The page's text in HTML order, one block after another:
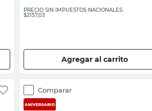
PRECIO SIN IMPUESTOS NACIONALES:
$2157,03
Agregar al carrito
Comparar